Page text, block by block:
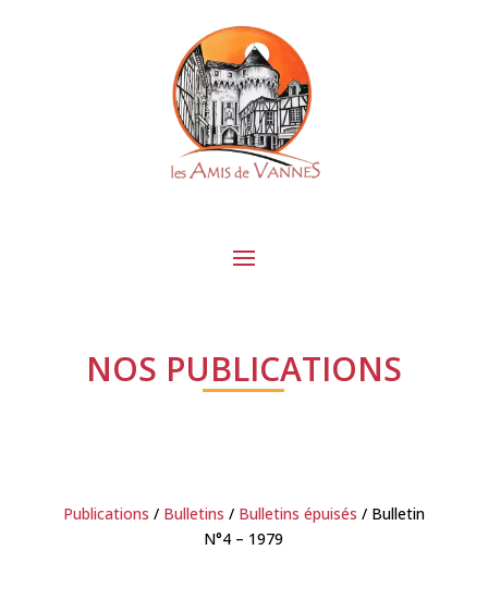
NOS PUBLICATIONS
Publications / Bulletins / Bulletins épuisés / Bulletin
N°4 – 1979